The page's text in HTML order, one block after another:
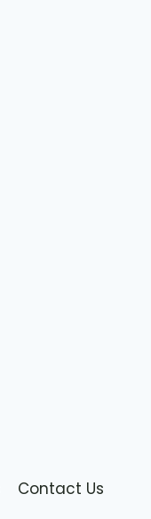
Contact Us